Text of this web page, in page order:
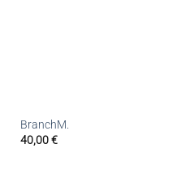
BranchM.
40,00€